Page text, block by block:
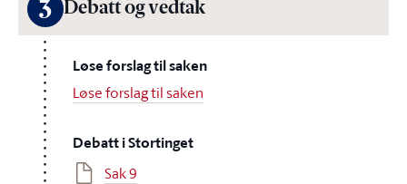
3 Debatt og vedtak
Løse forslag til saken
Løse forslag til saken
Debatt i Stortinget
Sak 9